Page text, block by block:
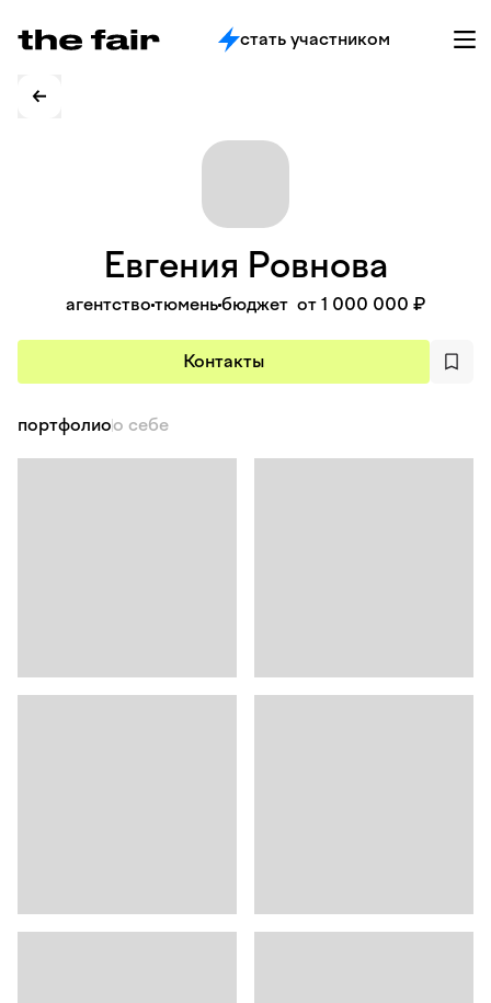
стать участником
Евгения Ровнова
агентство тюменьбюджет от 1 000 000 ₽
Контакты
портфолиоо себе